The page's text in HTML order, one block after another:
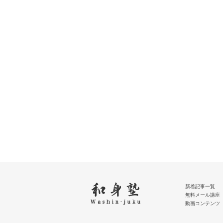
新着記事一覧
無料メール講座
動画コンテンツ